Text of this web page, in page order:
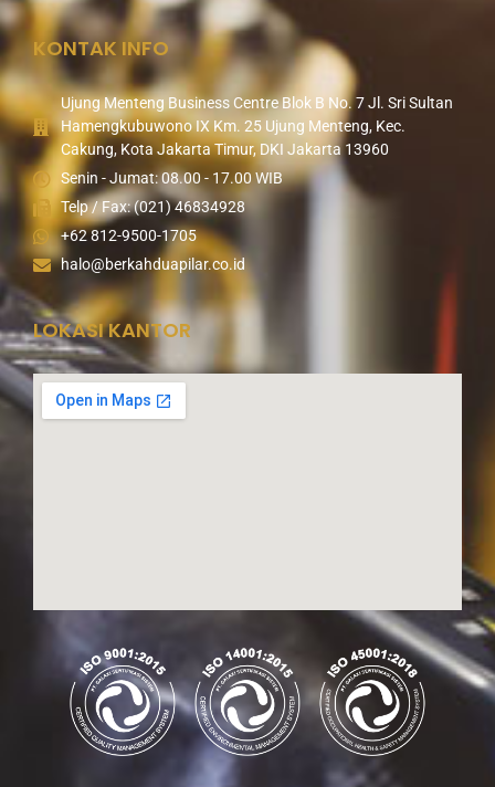
KONTAK INFO
Ujung Menteng Business Centre Blok B No. 7 Jl. Sri Sultan
Hamengkubuwono IX Km. 25 Ujung Menteng, Kec.
Cakung, Kota Jakarta Timur, DKI Jakarta 13960
Senin - Jumat: 08.00 - 17.00 WIB
Telp / Fax: (021) 46834928
+62 812-9500-1705
halo@berkahduapilar.co.id
LOKASI KANTOR